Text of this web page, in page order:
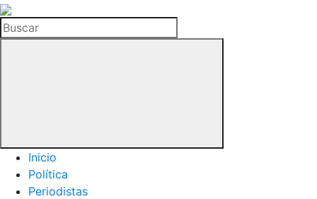
La
Hemeroteca
del
Buscar
Inicio
Política
Periodistas